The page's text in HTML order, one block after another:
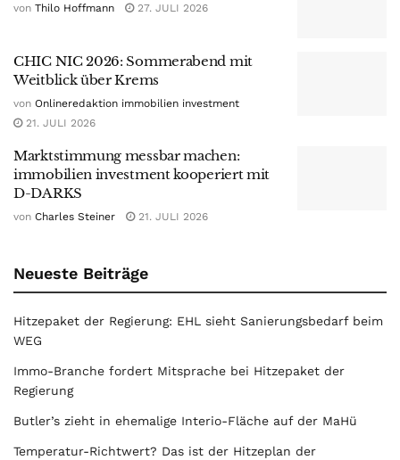
von Thilo Hoffmann 27. JULI 2026
CHIC NIC 2026: Sommerabend mit
Weitblick über Krems
von Onlineredaktion immobilien investment
21. JULI 2026
Marktstimmung messbar machen:
immobilien investment kooperiert mit
D-DARKS
von Charles Steiner 21. JULI 2026
Neueste Beiträge
Hitzepaket der Regierung: EHL sieht Sanierungsbedarf beim
WEG
Immo-Branche fordert Mitsprache bei Hitzepaket der
Regierung
Butler’s zieht in ehemalige Interio-Fläche auf der MaHü
Temperatur-Richtwert? Das ist der Hitzeplan der